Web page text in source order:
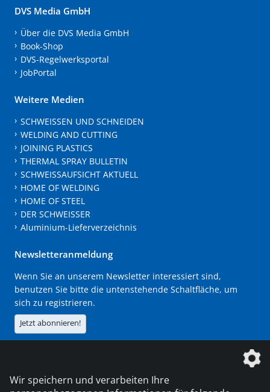
DVS Media GmbH
Über die DVS Media GmbH
Book-Shop
DVS-Regelwerksportal
JobPortal
Weitere Medien
SCHWEISSEN UND SCHNEIDEN
WELDING AND CUTTING
JOINING PLASTICS
THERMAL SPRAY BULLETIN
SCHWEISSAUFSICHT AKTUELL
HOME OF WELDING
HOME OF STEEL
DER SCHWEISSER
Aluminium-Lieferverzeichnis
Newsletteranmeldung
Wenn Sie an unserem Newsletter interessiert sind,
benutzen Sie bitte die untenstehende Schaltfläche, um
sich zu registrieren.
Jetzt abonnieren!
Die DVS Media GmbH ist ein Unternehmen der
Wir speichern und verarbeiten Ihre